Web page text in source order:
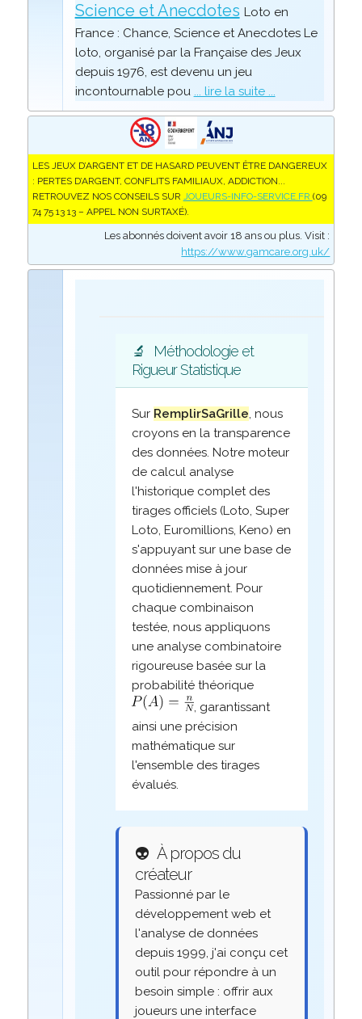
Science et Anecdotes Loto en
France : Chance, Science et Anecdotes Le
loto, organisé par la Française des Jeux
depuis 1976, est devenu un jeu
incontournable pou ... lire la suite ...
LES JEUX D’ARGENT ET DE HASARD PEUVENT ÊTRE DANGEREUX
: PERTES D’ARGENT, CONFLITS FAMILIAUX, ADDICTION...
RETROUVEZ NOS CONSEILS SUR JOUEURS-INFO-SERVICE.FR (09
74 75 13 13 – APPEL NON SURTAXÉ).
Les abonnés doivent avoir 18 ans ou plus. Visit :
https://www.gamcare.org.uk/
🔬
Méthodologie et
Rigueur Statistique
Sur RemplirSaGrille, nous
croyons en la transparence
des données. Notre moteur
de calcul analyse
l'historique complet des
tirages officiels (Loto, Super
Loto, Euromillions, Keno) en
s'appuyant sur une base de
données mise à jour
quotidiennement. Pour
chaque combinaison
testée, nous appliquons
une analyse combinatoire
rigoureuse basée sur la
probabilité théorique
, garantissant
ainsi une précision
mathématique sur
l'ensemble des tirages
évalués.
👽 À propos du
créateur
Passionné par le
développement web et
l'analyse de données
depuis 1999, j'ai conçu cet
outil pour répondre à un
besoin simple : offrir aux
joueurs une interface